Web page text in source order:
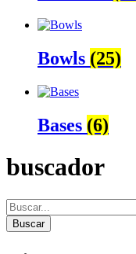
Bowls (25)
Bases (6)
buscador
Buscar